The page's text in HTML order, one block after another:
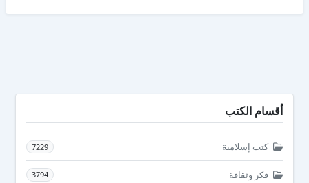
أقسام الكتب
كتب إسلامية 7229
فكر وثقافة 3794